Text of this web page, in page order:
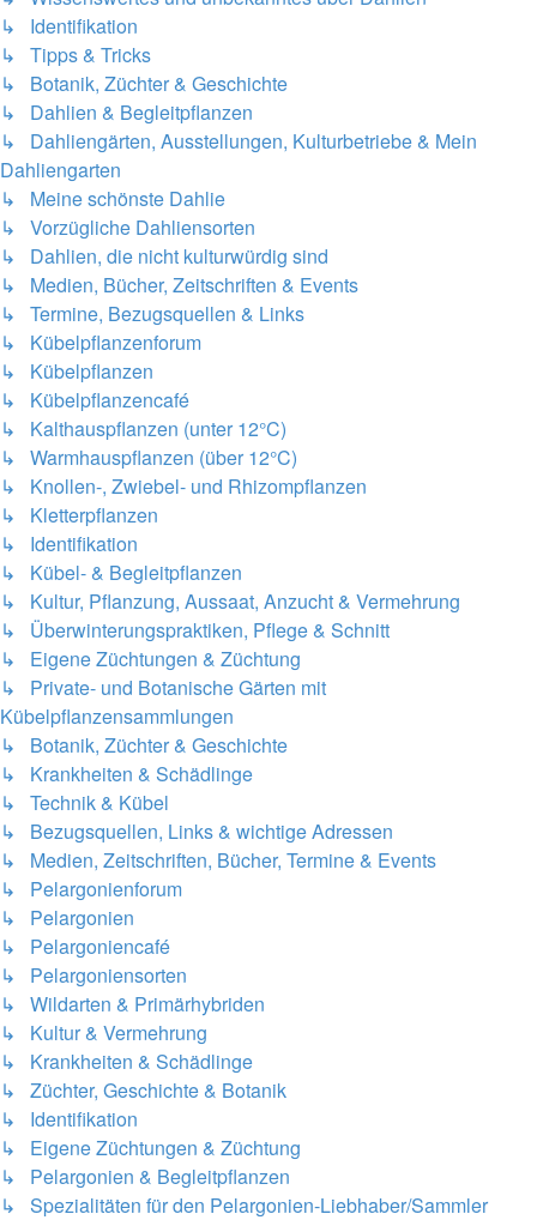
↳ Identifikation
↳ Tipps & Tricks
↳ Botanik, Züchter & Geschichte
↳ Dahlien & Begleitpflanzen
↳ Dahliengärten, Ausstellungen, Kulturbetriebe & Mein
Dahliengarten
↳ Meine schönste Dahlie
↳ Vorzügliche Dahliensorten
↳ Dahlien, die nicht kulturwürdig sind
↳ Medien, Bücher, Zeitschriften & Events
↳ Termine, Bezugsquellen & Links
↳ Kübelpflanzenforum
↳ Kübelpflanzen
↳ Kübelpflanzencafé
↳ Kalthauspflanzen (unter 12°C)
↳ Warmhauspflanzen (über 12°C)
↳ Knollen-, Zwiebel- und Rhizompflanzen
↳ Kletterpflanzen
↳ Identifikation
↳ Kübel- & Begleitpflanzen
↳ Kultur, Pflanzung, Aussaat, Anzucht & Vermehrung
↳ Überwinterungspraktiken, Pflege & Schnitt
↳ Eigene Züchtungen & Züchtung
↳ Private- und Botanische Gärten mit
Kübelpflanzensammlungen
↳ Botanik, Züchter & Geschichte
↳ Krankheiten & Schädlinge
↳ Technik & Kübel
↳ Bezugsquellen, Links & wichtige Adressen
↳ Medien, Zeitschriften, Bücher, Termine & Events
↳ Pelargonienforum
↳ Pelargonien
↳ Pelargoniencafé
↳ Pelargoniensorten
↳ Wildarten & Primärhybriden
↳ Kultur & Vermehrung
↳ Krankheiten & Schädlinge
↳ Züchter, Geschichte & Botanik
↳ Identifikation
↳ Eigene Züchtungen & Züchtung
↳ Pelargonien & Begleitpflanzen
↳ Spezialitäten für den Pelargonien-Liebhaber/Sammler